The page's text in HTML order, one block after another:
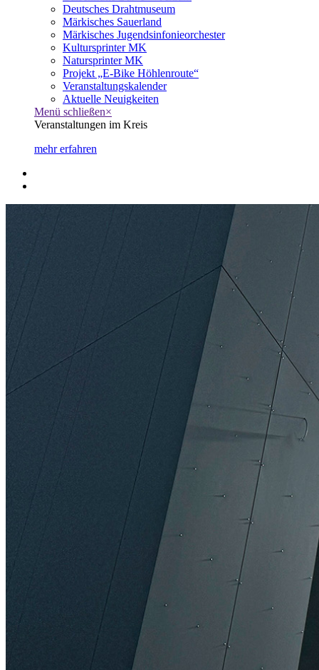
Deutsches Drahtmuseum
Märkisches Sauerland
Märkisches Jugendsinfonieorchester
Kultursprinter MK
Natursprinter MK
Projekt „E-Bike Höhlenroute“
Veranstaltungskalender
Aktuelle Neuigkeiten
Menü schließen×
Veranstaltungen im Kreis
mehr erfahren